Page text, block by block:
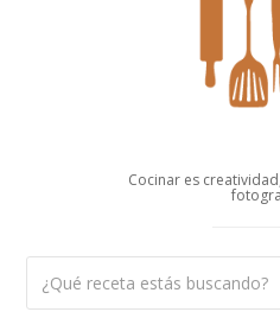
Cocinar es